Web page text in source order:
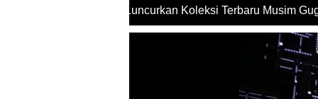
#Charles & Keith Luncurkan Koleksi Terbaru Musim Gugur